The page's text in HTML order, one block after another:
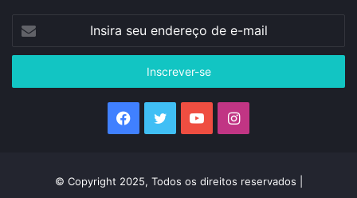
Insira
seu
endereço
e-
Facebook
Twitter YouTubeInstagram
© Copyright 2025, Todos os direitos reservados |